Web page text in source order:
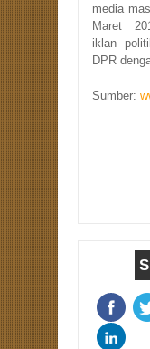
media
Maret
iklan
DPR
Sumber: